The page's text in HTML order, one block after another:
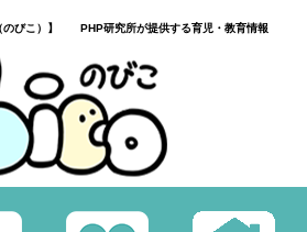
のびこ）】 PHP研究所が提供する育児・教育情報